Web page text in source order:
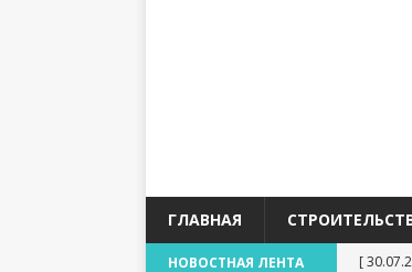
ГЛАВНАЯ
НОВОСТНАЯ ЛЕНТА [